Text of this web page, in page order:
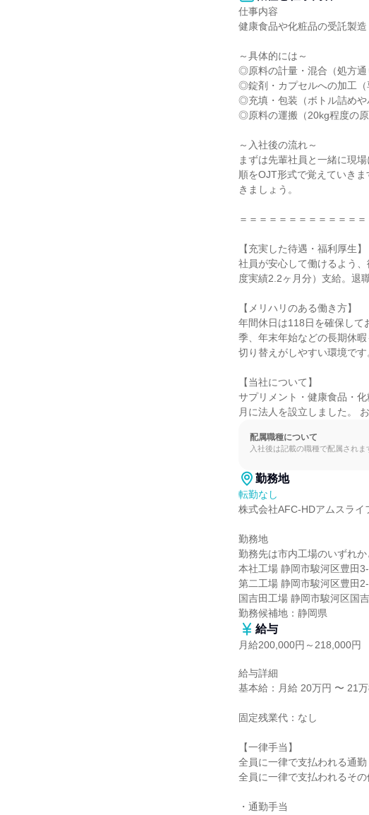
仕事内容
健康食品や化粧品の受託製
～具体的には～
◎原料の計量・混合（処方通
◎錠剤・カプセルへの加工（
◎充填・包装（ボトル詰めや
◎原料の運搬（20kg程度の原
～入社後の流れ～
まずは先輩社員と一緒に現
順をOJT形式で覚えていき
きましょう。
＝＝＝＝＝＝＝＝＝＝＝＝
【充実した待遇・福利厚生】
社員が安心して働けるよう
度実績2.2ヶ月分）支給。退
【メリハリのある働き方】
年間休日は118日を確保し
季、年末年始などの長期休
切り替えがしやすい環境です
【当社について】
サプリメント・健康食品・
月に法人を設立しました。
配属職種について
入社後は記載の職種で配属されま
勤務地
転勤なし
株式会社AFC-HDアムスライ
勤務地
勤務先は市内工場のいずれか
本社工場 静岡市駿河区豊田
第二工場 静岡市駿河区豊田
国吉田工場 静岡市駿河区国
勤務候補地：静岡県
給与
月給200,000円～218,000円
給与詳細
基本給：月給 20万円 〜 21
固定残業代：なし
【一律手当】
全員に一律で支払われる通
全員に一律で支払われるそ
・通勤手当